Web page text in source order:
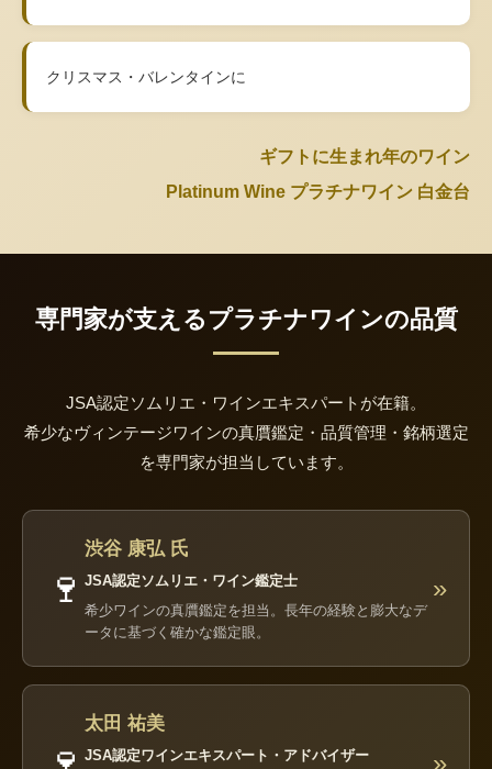
クリスマス・バレンタインに
ギフトに生まれ年のワイン
Platinum Wine プラチナワイン 白金台
専門家が支えるプラチナワインの品質
JSA認定ソムリエ・ワインエキスパートが在籍。
希少なヴィンテージワインの真贋鑑定・品質管理・銘柄選定
を専門家が担当しています。
🍷
渋谷 康弘 氏
JSA認定ソムリエ・ワイン鑑定士
希少ワインの真贋鑑定を担当。長年の経験と膨大なデ
ータに基づく確かな鑑定眼。
»
太田 祐美
JSA認定ワインエキスパート・アドバイザー
»